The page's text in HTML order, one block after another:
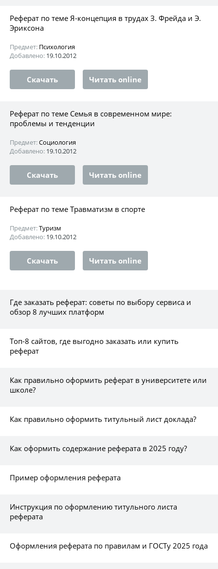
Реферат по теме Я-концепция в трудах З. Фрейда и Э.
Эриксона
Предмет: Психология
Добавлено: 19.10.2012
Скачать Читать online
Реферат по теме Семья в современном мире:
проблемы и тенденции
Предмет:Социология
Добавлено: 19.10.2012
Скачать Читать online
Реферат по теме Травматизм в спорте
Предмет:Туризм
Добавлено: 19.10.2012
Скачать Читать online
Где заказать реферат: советы по выбору сервиса и
обзор 8 лучших платформ
Топ-8 сайтов, где выгодно заказать или купить
реферат
Как правильно оформить реферат в университете или
школе?
Как правильно оформить титульный лист доклада?
Как оформить содержание реферата в 2025 году?
Пример оформления реферата
Инструкция по оформлению титульного листа
реферата
Оформления реферата по правилам и ГОСТу 2025 года